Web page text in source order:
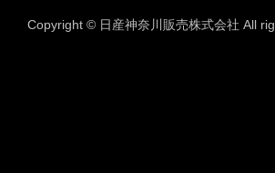
Copyright © 日産神奈川販売株式会社 All